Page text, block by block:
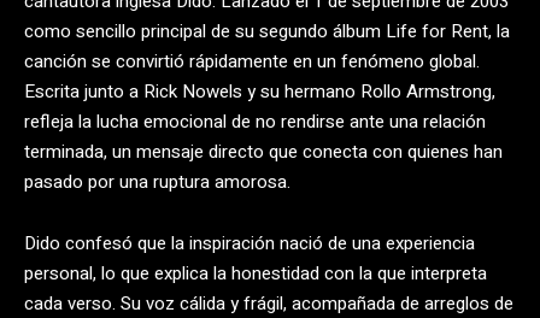
como sencillo principal de su segundo álbum Life for Rent, la
canción se convirtió rápidamente en un fenómeno global.
Escrita junto a Rick Nowels y su hermano Rollo Armstrong,
refleja la lucha emocional de no rendirse ante una relación
terminada, un mensaje directo que conecta con quienes han
pasado por una ruptura amorosa.
Dido confesó que la inspiración nació de una experiencia
personal, lo que explica la honestidad con la que interpreta
cada verso. Su voz cálida y frágil, acompañada de arreglos de